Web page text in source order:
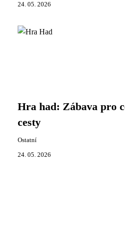
24. 05. 2026
Hra had: Zábava pro
cesty
Ostatní
24. 05. 2026